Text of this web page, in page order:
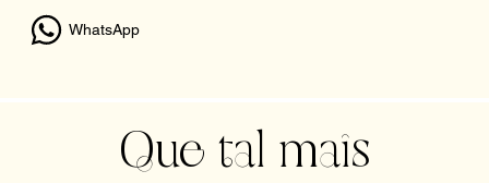
WhatsApp
Que tal mais